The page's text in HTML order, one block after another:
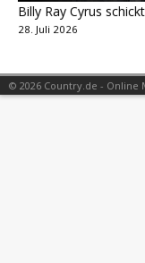
Billy Ray Cyrus
28. Juli 2026
© 2026 Country.de - Online